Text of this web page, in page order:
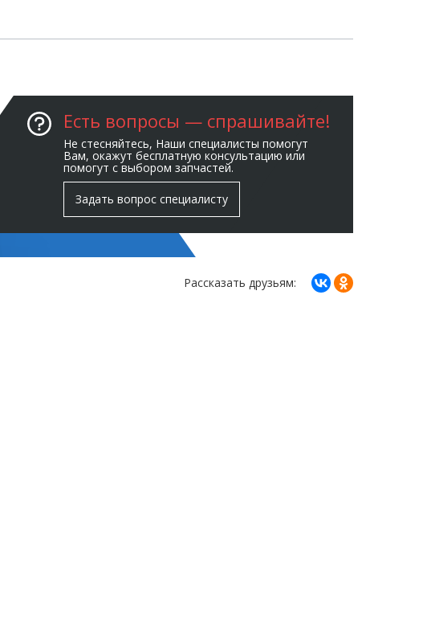
Есть вопросы — спрашивайте!
Не стесняйтесь, Наши специалисты помогут
Вам, окажут бесплатную консультацию или
помогут с выбором запчастей.
Задать вопрос специалисту
Рассказать друзьям: